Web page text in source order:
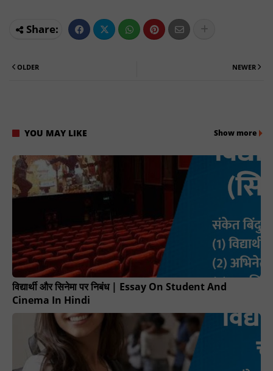
NEWER
OLDER
YOU MAY LIKE Show more
विद्यार्थी और सिनेमा पर निबंध | Essay On Student And
Cinema In Hindi